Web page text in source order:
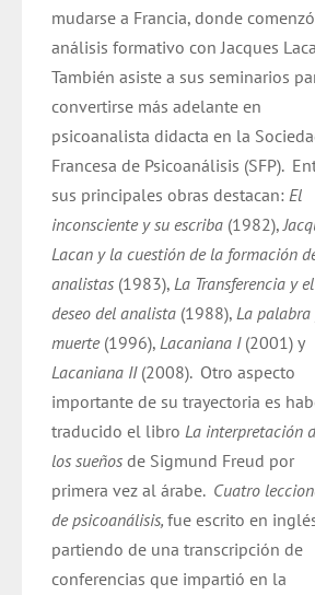
mudarse a Francia, donde
análisis formativo con Jacques
También asiste a sus seminarios
convertirse más adelante en
psicoanalista didacta en la
Francesa de Psicoanálisis (SFP).
sus principales obras destacan:El
inconsciente y su escriba (1982),
Lacan y la cuestión de la formación
analistas (1983),La Transferencia y el
deseo del analista (1988),La
muerte (1996),Lacaniana I (2001) y
Lacaniana II (2008). Otro aspecto
importante de su trayectoria es
traducido el libroLa interpretación
los sueñosde Sigmund Freud por
primera vez al árabe. Cuatro
de psicoanálisis,fue escrito en
partiendo de una transcripción de
conferencias que impartió en la